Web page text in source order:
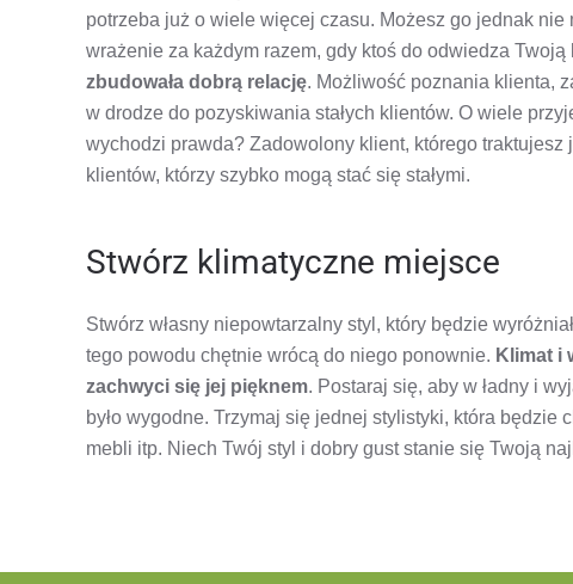
potrzeba już o wiele więcej czasu. Możesz go jednak
wrażenie za każdym razem, gdy ktoś do odwiedza Twoją
zbudowała dobrą relację. Możliwość poznania klienta,
w drodze do pozyskiwania stałych klientów. O wiele
wychodzi prawda? Zadowolony klient, którego
klientów, którzy szybko mogą stać się stałymi.
Stwórz klimatyczne miejsce
Stwórz własny niepowtarzalny styl, który będzie
tego powodu chętnie wrócą do niego ponownie. Klimat i
zachwyci się jej pięknem. Postaraj się, aby w ładny i
było wygodne. Trzymaj się jednej stylistyki, która
mebli itp. Niech Twój styl i dobry gust stanie się Twoją